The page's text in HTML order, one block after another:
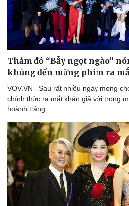
Du lịch
Tư vấn
Săn Tour
check-in
Thảm đỏ “Bẫy ngọt ngào”
khủng đến mừng phim ra
VOV.VN - Sau rất nhiều ngày mong
chính thức ra mắt khán giả với trong
hoành tráng.